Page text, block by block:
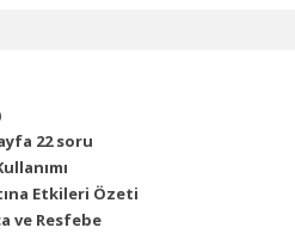
22 soru
Etkileri Özeti
ve Resfebe